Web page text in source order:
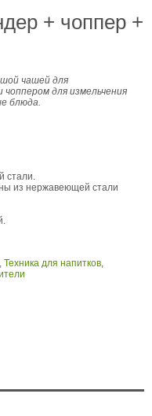
+ чоппер +
чашей для
чоппером для измельчения
блюда.
стали.
из нержавеющей стали
, Техника для напитков,